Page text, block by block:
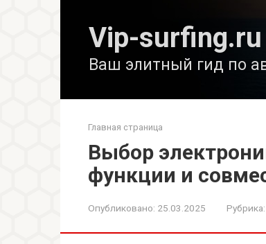
Vip-surfing.ru
Ваш элитный гид по
Главная страница
Выбор
функции и
Опубликовано: 25.03.2025 Рубрика: